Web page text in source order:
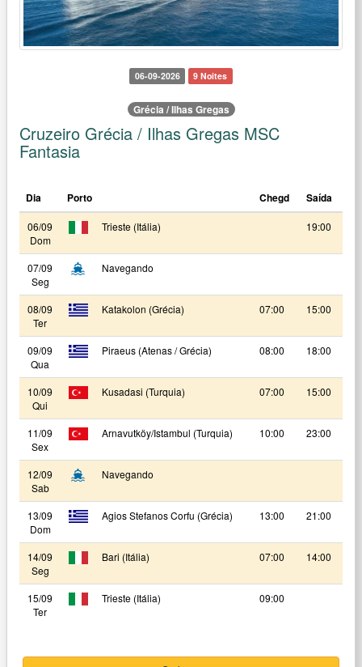
06-09-2026 9 Noites
Grécia / Ilhas Gregas
Cruzeiro Grécia / Ilhas Gregas MSC
Fantasia
Dia Porto Chegd Saída
06/09
Dom
Trieste (Itália) 19:00
07/09
Seg
Navegando
08/09
Ter
Katakolon (Grécia) 07:00 15:00
09/09
Qua
Piraeus (Atenas / Grécia) 08:00 18:00
10/09
Qui
Kusadasi (Turquia) 07:00 15:00
11/09
Sex
Arnavutköy/Istambul (Turquia) 10:00 23:00
12/09
Sab
Navegando
13/09
Dom
Agios Stefanos Corfu (Grécia) 13:00 21:00
14/09
Seg
Bari (Itália) 07:00 14:00
15/09
Ter
Trieste (Itália) 09:00